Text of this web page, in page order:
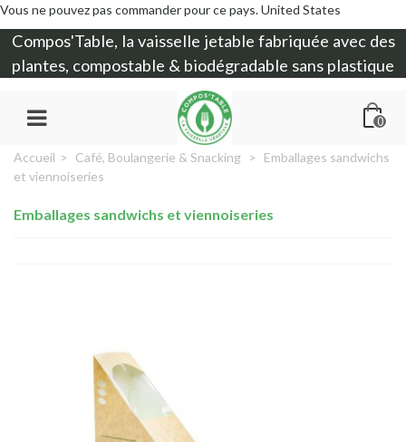
Vous ne pouvez pas commander pour ce pays.United States
Compos'Table, la vaisselle jetable fabriquée avec des
plantes, compostable & biodégradable sans plastique
0
Accueil > Café, Boulangerie & Snacking > Emballages sandwichs
et viennoiseries
Emballages sandwichs et viennoiseries